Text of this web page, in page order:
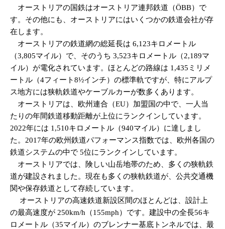
オーストリアの国鉄はオーストリア連邦鉄道（ÖBB）で
す。その他にも、オーストリアにはいくつかの鉄道会社が存
在します。
オーストリアの鉄道網の総延長は 6,123キロメートル
（3,805マイル）で、そのうち 3,523キロメートル（2,189マ
イル）が電化されています。ほとんどの路線は 1,435ミリメ
ートル（4フィート8½インチ）の標準軌ですが、特にアルプ
ス地方には狭軌鉄道やケーブルカーが数多くあります。
オーストリアは、欧州連合（EU）加盟国の中で、一人当
たりの年間鉄道移動距離が上位にランクインしています。
2022年には 1,510キロメートル（940マイル）に達しまし
た。2017年の欧州鉄道パフォーマンス指数では、欧州各国の
鉄道システムの中で 5位にランクインしています。
オーストリアでは、険しい山岳地帯のため、多くの狭軌鉄
道が建設されました。現在も多くの狭軌鉄道が、公共交通機
関や保存鉄道として存続しています。
オーストリアの高速鉄道新設区間のほとんどは、設計上
の最高速度が 250km/h（155mph）です。建設中の全長56キ
ロメートル（35マイル）のブレンナー基底トンネルでは、最